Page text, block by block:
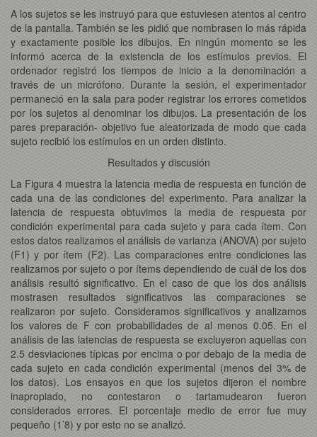
A los sujetos se les instruyó para que estuviesen atentos al centro
de la pantalla. También se les pidió que nombrasen lo más rápida
y exactamente posible los dibujos. En ningún momento se les
informó acerca de la existencia de los estímulos previos. El
ordenador registró los tiempos de inicio a la denominación a
través de un micrófono. Durante la sesión, el experimentador
permaneció en la sala para poder registrar los errores cometidos
por los sujetos al denominar los dibujos. La presentación de los
pares preparación- objetivo fue aleatorizada de modo que cada
sujeto recibió los estímulos en un orden distinto.
Resultados y discusión
La Figura 4 muestra la latencia media de respuesta en función de
cada una de las condiciones del experimento. Para analizar la
latencia de respuesta obtuvimos la media de respuesta por
condición experimental para cada sujeto y para cada ítem. Con
estos datos realizamos el análisis de varianza (ANOVA) por sujeto
(F1) y por ítem (F2). Las comparaciones entre condiciones las
realizamos por sujeto o por ítems dependiendo de cuál de los dos
análisis resultó significativo. En el caso de que los dos análisis
mostrasen resultados significativos las comparaciones se
realizaron por sujeto. Consideramos significativos y analizamos
los valores de F con probabilidades de al menos 0.05. En el
análisis de las latencias de respuesta se excluyeron aquellas con
2.5 desviaciones típicas por encima o por debajo de la media de
cada sujeto en cada condición experimental (menos del 3% de
los datos). Los ensayos en que los sujetos dijeron el nombre
inapropiado, no contestaron o tartamudearon fueron
considerados errores. El porcentaje medio de error fue muy
pequeño (1’8) y por esto no se analizó.